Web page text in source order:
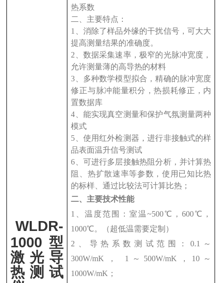
WLDR-
1000 型
激光导
热测试
热系数
二、主要特点：
1
、消除了样品外缘的干扰信号，可大大
提高测量结果的准确度。
2 、数据采集速率，极窄的光脉冲宽度，
允许测量薄的高导热的材料
3 、多种数学模型拟合，精确的脉冲宽度
修正与脉冲能量积分，热损耗修正，内
置数据库
4 、能实现真空测量和保护气氛测量两种
模式
5 、使用红外检测器，进行非接触式的样
品表面温升信号测试
6 、可进行多层接触热阻分析，并计算热
阻、热扩散速率等参数，使用已知比热
的标样、通过比较法可计算比热；
二、主要技术性能
1
、温度范围：室温~500℃，600℃，
1000℃。（超低温需要定制）
2 、导热系数测试范围： 0.1
～
300W/mK ， 1 ～ 500W/mK ， 10 ～
1000W/mK ；